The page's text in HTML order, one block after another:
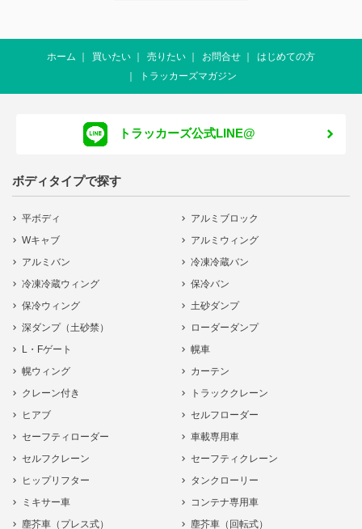
ホーム 買いたい 売りたい お問合せ
はじめての方
トラッカーズマガジン
トラッカーズ公式LINE@
ボディタイプで探す
平ボディ
アルミブロック
Wキャブ
アルミウィング
アルミバン
冷凍冷蔵バン
冷凍冷蔵ウィング
保冷バン
保冷ウィング
土砂ダンプ
深ダンプ（土砂禁）
ローダーダンプ
L・Fゲート
幌車
幌ウィング
カーテン
クレーン付き
トラッククレーン
ヒアブ
セルフローダー
セーフティローダー
車載専用車
セルフクレーン
セーフティクレーン
ヒップリフター
タンクローリー
ミキサー車
コンテナ専用車
塵芥車（プレス式）
塵芥車（回転式）